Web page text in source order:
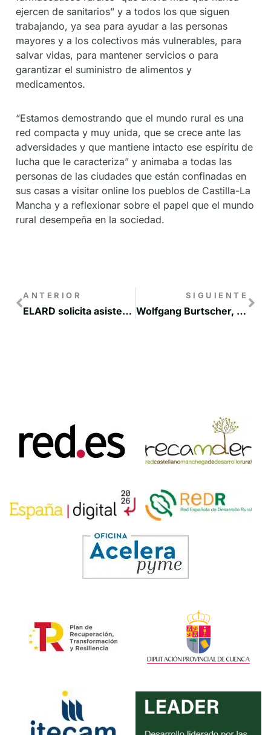
ejercen de sanitarios” y a todos los que siguen
trabajando, ya sea para ayudar a las personas
mayores y a los colectivos más vulnerables, para
salvar vidas, para mantener servicios o para
garantizar el suministro de alimentos y
medicamentos.
“Estamos demostrando que el mundo rural es una
red compacta y muy unida, que se crece ante las
adversidades y que mantiene intacto ese espíritu de
lucha que le caracteriza” y animaba a todas las
personas de las ciudades que están confinadas en
sus casas a visitar online los pueblos de Castilla-La
Mancha y a reflexionar sobre el papel que el mundo
rural desempeña en la sociedad.
ANTERIOR
ELARD solicita asistencia a la Comisión Europea para los beneficiarios de las ayudas LEADER/CLLD y ofrece su apoyo y recursos en tiempo de crisis
SIGUIENTE
Wolfgang Burtscher, nuevo director general de la Dirección General de Agricultura y Desarrollo Rural de la Comisión Europea